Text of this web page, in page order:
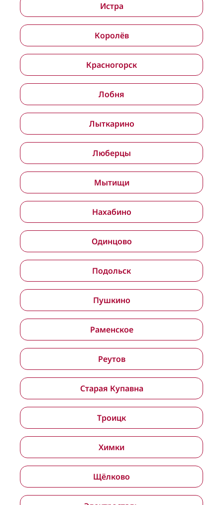
Истра
Королёв
Красногорск
Лобня
Лыткарино
Люберцы
Мытищи
Нахабино
Одинцово
Подольск
Пушкино
Раменское
Реутов
Старая Купавна
Троицк
Химки
Щёлково